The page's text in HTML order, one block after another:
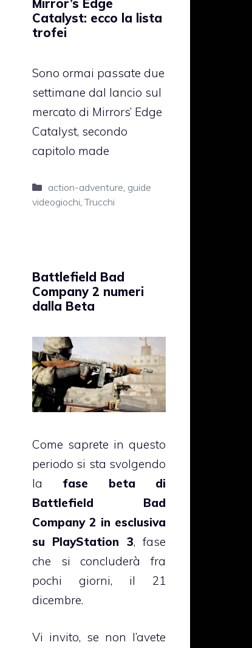
Mirror’s Edge
Catalyst: ecco la lista
trofei
Sono ormai passate due
settimane dal lancio sul
mercato di Mirrors’ Edge
Catalyst, secondo
capitolo made
Categorie
action-adventure, guide
videogiochi,Trucchi
Battlefield Bad
Company 2 numeri
dalla Beta
Come saprete in questo
periodo si sta svolgendo
la fase beta di
Battlefield Bad
Company 2 in esclusiva
su PlayStation 3, fase
che si concluderà fra
pochi giorni, il 21
dicembre.
Vi invito, se non l’avete